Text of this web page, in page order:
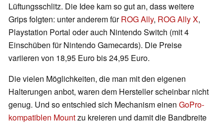
Lüftungsschlitz. Die Idee kam so gut an, dass weitere
Grips folgten: unter anderem fürROG Ally, ROG Ally X,
Playstation Portal oder auch Nintendo Switch (mit 4
Einschüben für Nintendo Gamecards). Die Preise
variieren von 18,95 Euro bis 24,95 Euro.
Die vielen Möglichkeiten, die man mit den eigenen
Halterungen anbot, waren dem Hersteller scheinbar nicht
genug. Und so entschied sich Mechanism einen GoPro-
kompatiblen Mountzu kreieren und damit die Bandbreite